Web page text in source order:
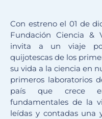
Con estreno el 01 de
Fundación Ciencia &
invita a un viaje
quijotescas de los
su vida a la ciencia en
primeros laboratorios
país que crece
fundamentales de la
leídas y contadas una